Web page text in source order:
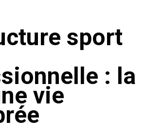
sport
: la
vie